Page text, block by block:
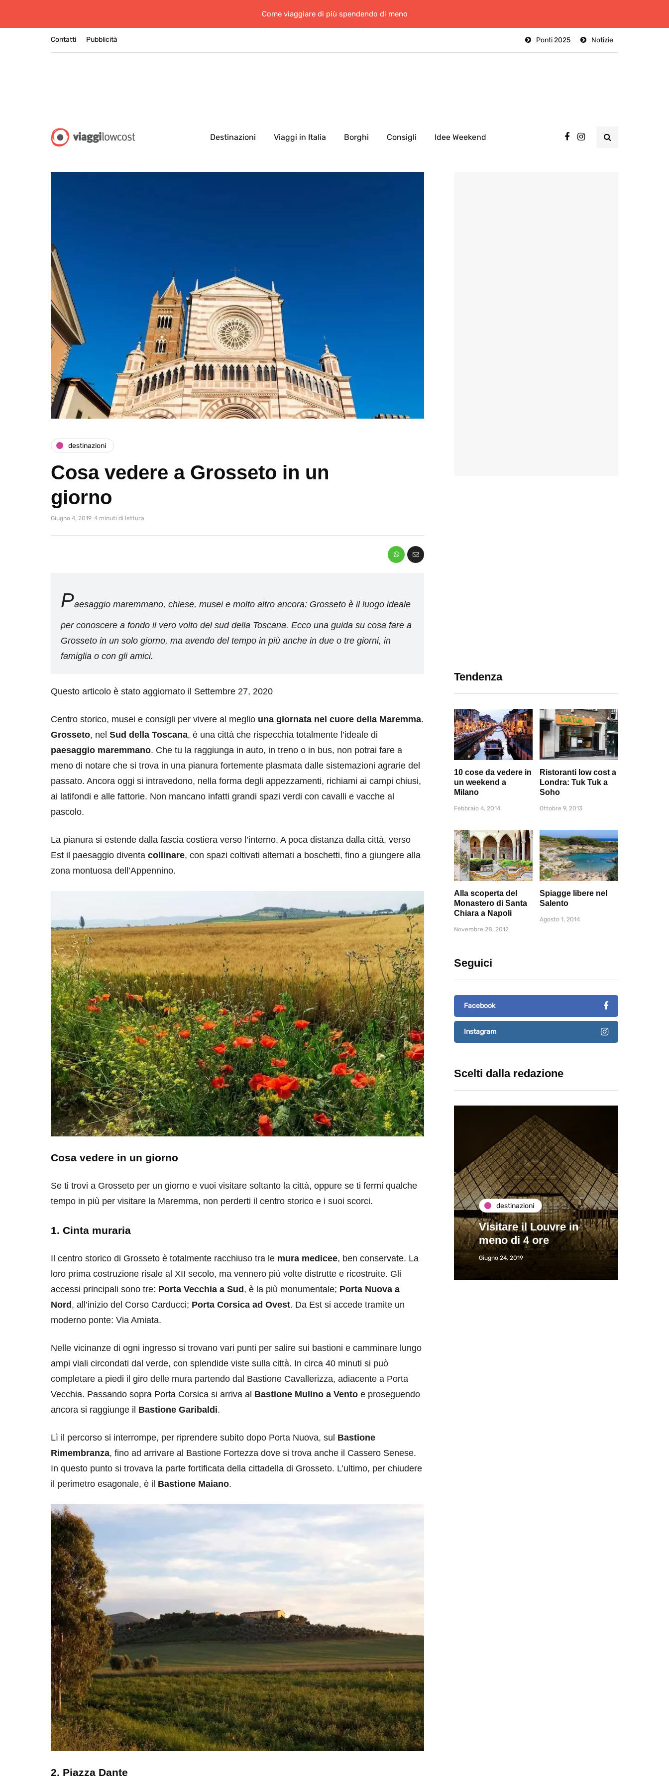
Come viaggiare di più spendendo di meno
Contatti Notizie
Ponti 2025
Pubblicità
Destinazioni Viaggi in Italia Borghi Consigli Idee Weekend
destinazioni
Cosa vedere a Grosseto in un
giorno
Giugno 4, 2019 4 minuti di lettura
Paesaggio maremmano, chiese, musei e molto altro ancora: Grosseto è il luogo ideale
per conoscere a fondo il vero volto del sud della Toscana. Ecco una guida su cosa fare a
Grosseto in un solo giorno, ma avendo del tempo in più anche in due o tre giorni, in
famiglia o con gli amici.
Questo articolo è stato aggiornato il Settembre 27, 2020
Centro storico, musei e consigli per vivere al meglio una giornata nel cuore della Maremma.
Grosseto, nel Sud della Toscana, è una città che rispecchia totalmente l’ideale di
paesaggio maremmano. Che tu la raggiunga in auto, in treno o in bus, non potrai fare a
meno di notare che si trova in una pianura fortemente plasmata dalle sistemazioni agrarie del
passato. Ancora oggi si intravedono, nella forma degli appezzamenti, richiami ai campi chiusi,
ai latifondi e alle fattorie. Non mancano infatti grandi spazi verdi con cavalli e vacche al
pascolo.
La pianura si estende dalla fascia costiera verso l’interno. A poca distanza dalla città, verso
Est il paesaggio diventa collinare, con spazi coltivati alternati a boschetti, fino a giungere alla
zona montuosa dell’Appennino.
Cosa vedere in un giorno
Se ti trovi a Grosseto per un giorno e vuoi visitare soltanto la città, oppure se ti fermi qualche
tempo in più per visitare la Maremma, non perderti il centro storico e i suoi scorci.
1. Cinta muraria
Il centro storico di Grosseto è totalmente racchiuso tra le mura medicee, ben conservate. La
loro prima costruzione risale al XII secolo, ma vennero più volte distrutte e ricostruite. Gli
accessi principali sono tre: Porta Vecchia a Sud , è la più monumentale; Porta Nuova a
Nord , all’inizio del Corso Carducci; Porta Corsica ad Ovest. Da Est si accede tramite un
moderno ponte: Via Amiata.
Nelle vicinanze di ogni ingresso si trovano vari punti per salire sui bastioni e camminare lungo
ampi viali circondati dal verde, con splendide viste sulla città. In circa 40 minuti si può
completare a piedi il giro delle mura partendo dal Bastione Cavallerizza, adiacente a Porta
Vecchia. Passando sopra Porta Corsica si arriva al Bastione Mulino a Vento e proseguendo
ancora si raggiunge il Bastione Garibaldi.
Lì il percorso si interrompe, per riprendere subito dopo Porta Nuova, sul Bastione
Rimembranza, fino ad arrivare al Bastione Fortezza dove si trova anche il Cassero Senese.
In questo punto si trovava la parte fortificata della cittadella di Grosseto. L’ultimo, per chiudere
il perimetro esagonale, è il Bastione Maiano.
2. Piazza Dante
Tendenza
10 cose da vedere in
un weekend a
Milano
Febbraio 4, 2014
Ristoranti low cost a
Londra: Tuk Tuk a
Soho
Ottobre 9, 2013
Alla scoperta del
Monastero di Santa
Chiara a Napoli
Novembre 28, 2012
Spiagge libere nel
Salento
Agosto 1, 2014
Seguici
Facebook
Instagram
Scelti dalla redazione
il Louvre in
destinazioni
Giugno 26, 2013
eventi
Marzo 31, 2026
destinazioni
Visitare il Louvre in
meno di 4 ore
Giugno 24, 2019